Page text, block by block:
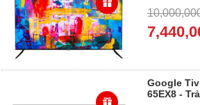
0%
Google
65EX8 -